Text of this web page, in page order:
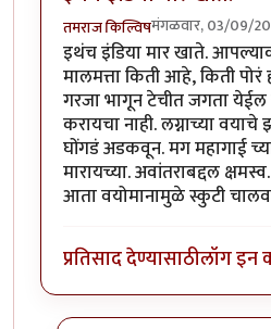
तमराज किल्विषमंगळवार, 03/09/
इथंच इंडिया मार खाते.
मालमत्ता किती आहे, किती पोरं
गरजा भागून टेचीत जगता येईल
करायचा नाही.‌ लग्नाच्या
घोंगडं अडकवून. मग महागाई
मारायच्या. अवांतराबद्दल
आता वयोमानामुळे स्कुटी
प्रतिसाद देण्यासाठीलॉग इन